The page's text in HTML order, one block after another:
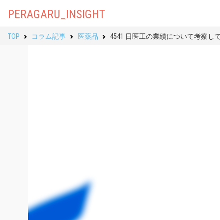
PERAGARU_INSIGHT
TOP コラム記事 医薬品 4541 日医工の業績について考察し